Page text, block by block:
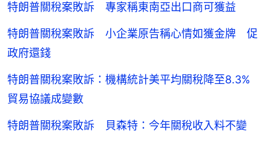
特朗普關稅案敗訴 專家稱東南亞出口商可獲益
特朗普關稅案敗訴 小企業原告稱心情如獲金牌 促
政府還錢
特朗普關稅案敗訴：機構統計美平均關稅降至8.3%
貿易協議成變數
特朗普關稅案敗訴 貝森特：今年關稅收入料不變